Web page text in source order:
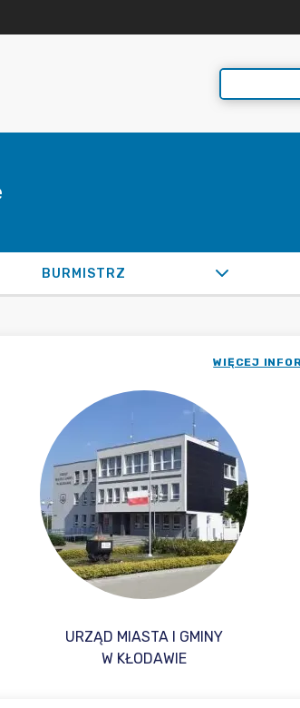
BURMISTRZ
URZĄD MIASTA I GMINY
WIĘCEJ
W KŁODAWIE